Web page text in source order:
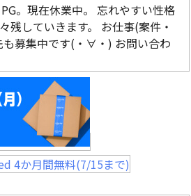
。現在休業中。 忘れやすい性格
残していきます。 お仕事(案件・
も募集中です(・∀・) お問い合わ
4か月間無料(7/15まで)